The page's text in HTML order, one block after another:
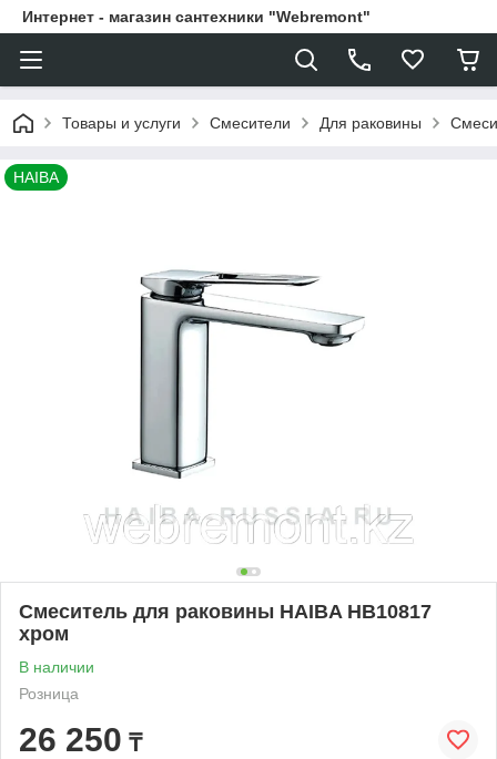
Интернет - магазин сантехники "Webremont"
Товары и услуги Смесители Для раковины
HAIBA
Смеситель для раковины HAIBA HB10817
хром
В наличии
Розница
26 250 ₸